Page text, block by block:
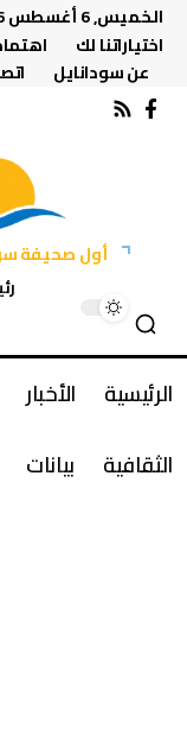
الخميس, 6 أغسطس 2026
اختياراتنا لك
عن سودانايل
أول صحيفة
الرئيسية الأخبار
الثقافية
بيانات